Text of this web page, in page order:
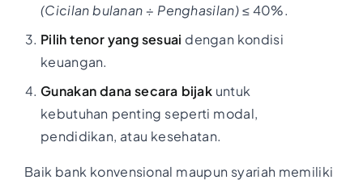
(Cicilan bulanan ÷ Penghasilan)≤ 40%.
Pilih tenor yang sesuai dengan kondisi
keuangan.
Gunakan dana secara bijak untuk
kebutuhan penting seperti modal,
pendidikan, atau kesehatan.
Baik bank konvensional maupun syariah memiliki